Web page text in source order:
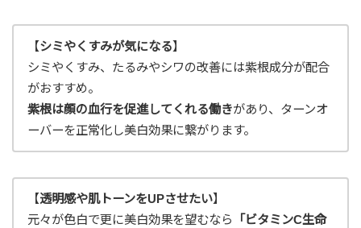
【シミやくすみが気になる】
シミやくすみ、たるみやシワの改善には紫根成分が配合
がおすすめ。
紫根は顔の血行を促進してくれる働きがあり、ターンオ
ーバーを正常化し美白効果に繋がります。
【透明感や肌トーンをUPさせたい】
元々が色白で更に美白効果を望むなら 「ビタミンC生命